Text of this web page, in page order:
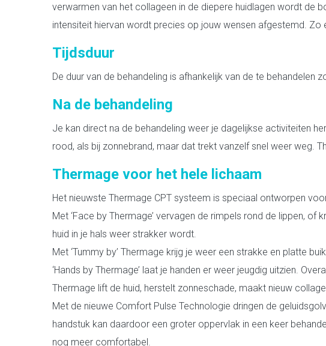
verwarmen van het collageen in de diepere huidlagen wordt de
intensiteit hiervan wordt precies op jouw wensen afgestemd.
Tijdsduur
De duur van de behandeling is afhankelijk van de te behandelen
Na de behandeling
Je kan direct na de behandeling weer je dagelijkse activiteiten
rood, als bij zonnebrand, maar dat trekt vanzelf snel weer weg.
Thermage voor het hele lichaam
Het nieuwste Thermage CPT systeem is speciaal ontworpen
Met ‘Face by Thermage’ vervagen de rimpels rond de lippen,
huid in je hals weer strakker wordt.
Met ‘Tummy by’ Thermage krijg je weer een strakke en platte
‘Hands by Thermage’ laat je handen er weer jeugdig uitzien.
Thermage lift de huid, herstelt zonneschade, maakt nieuw
Met de nieuwe Comfort Pulse Technologie dringen de
handstuk kan daardoor een groter oppervlak in een keer
nog meer comfortabel.